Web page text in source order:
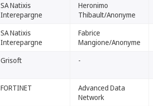
SA Natixis
Interepargne
Heronimo
Thibault/Anonyme
SA Natixis
Interepargne
Fabrice
Mangione/Anonyme
Grisoft -
FORTINET
Advanced Data
Network